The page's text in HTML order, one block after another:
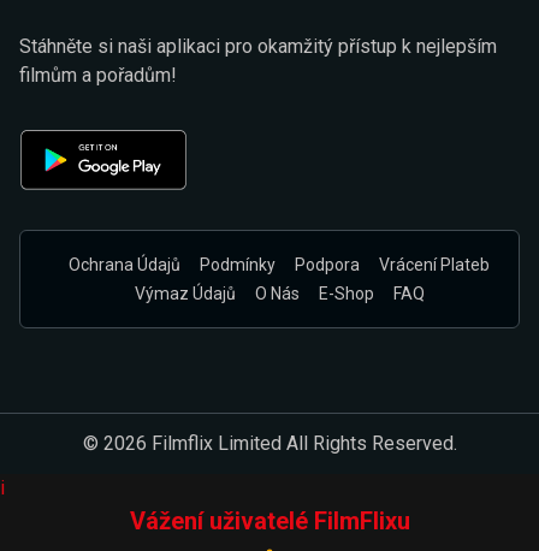
Stáhněte si naši aplikaci pro okamžitý přístup k nejlepším
filmům a pořadům!
Ochrana Údajů Podmínky Podpora
Vrácení Plateb
Výmaz Údajů
O Nás E-Shop FAQ
© 2026 Filmflix Limited All Rights Reserved.
i
Vážení uživatelé FilmFlixu